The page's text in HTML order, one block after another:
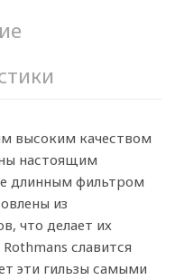
высоким качеством
настоящим
длинным фильтром
из
что делает их
славится
эти гильзы самыми